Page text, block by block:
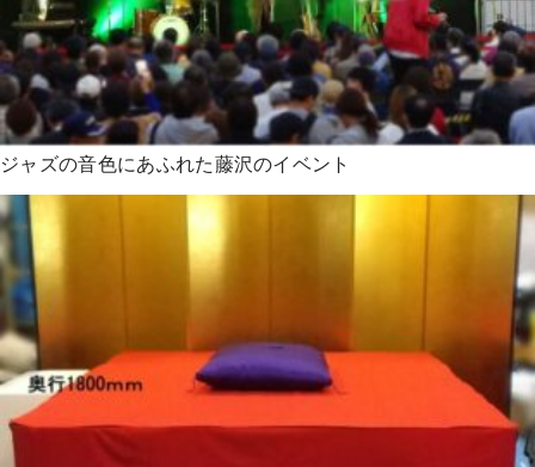
ジャズの音色にあふれた藤沢のイベント